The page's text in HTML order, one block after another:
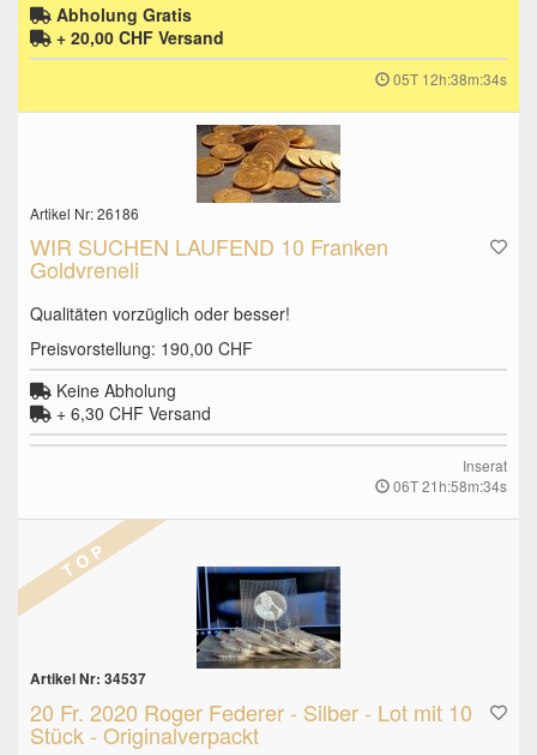
Abholung Gratis
+ 20,00 CHF Versand
05T 12h:38m:33s
Artikel Nr: 26186
WIR SUCHEN LAUFEND 10 Franken
Goldvreneli
Qualitäten vorzüglich oder besser!
Preisvorstellung: 190,00 CHF
Keine Abholung
+ 6,30 CHF Versand
Inserat
06T 21h:58m:33s
T O P
Artikel Nr: 34537
20 Fr. 2020 Roger Federer - Silber - Lot mit 10
Stück - Originalverpackt